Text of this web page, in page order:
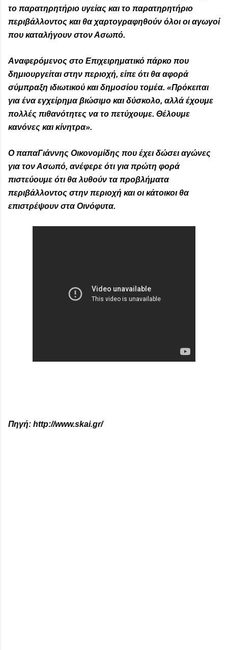
το παρατηρητήριο υγείας και το παρατηρητήριο
περιβάλλοντος και θα χαρτογραφηθούν όλοι οι αγωγοί
που καταλήγουν στον Ασωπό.
Αναφερόμενος στο Επιχειρηματικό πάρκο που
δημιουργείται στην περιοχή, είπε ότι θα αφορά
σύμπραξη ιδιωτικού και δημοσίου τομέα. «Πρόκειται
για ένα εγχείρημα βιώσιμο και δύσκολο, αλλά έχουμε
πολλές πιθανότητες να το πετύχουμε. Θέλουμε
κανόνες και κίνητρα».
Ο παπαΓιάννης Οικονομίδης που έχει δώσει αγώνες
για τον Ασωπό, ανέφερε ότι για πρώτη φορά
πιστεύουμε ότι θα λυθούν τα προβλήματα
περιβάλλοντος στην περιοχή και οι κάτοικοι θα
επιστρέψουν στα Οινόφυτα.
Πηγή: http://www.skai.gr/